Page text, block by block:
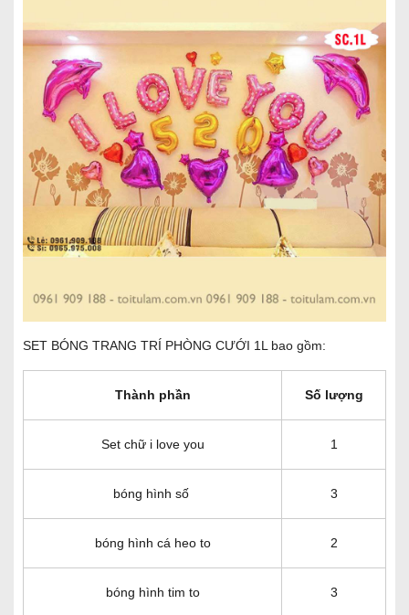
SET BÓNG TRANG TRÍ PHÒNG CƯỚI 1L bao gồm:
Thành phần Số lượng
Set chữ i love you 1
bóng hình số 3
bóng hình cá heo to 2
bóng hình tim to 3